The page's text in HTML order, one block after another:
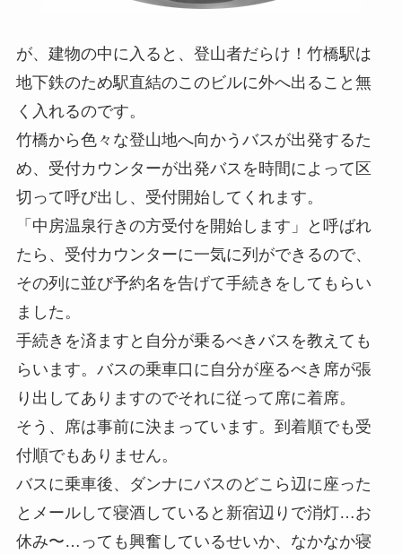
が、建物の中に入ると、登山者だらけ！竹橋駅は
地下鉄のため駅直結のこのビルに外へ出ること無
く入れるのです。
竹橋から色々な登山地へ向かうバスが出発するた
め、受付カウンターが出発バスを時間によって区
切って呼び出し、受付開始してくれます。
「中房温泉行きの方受付を開始します」
と呼ばれ
たら、受付カウンターに一気に列ができるので、
その列に並び予約名を告げて手続きをしてもらい
ました。
手続きを済ますと自分が乗るべきバスを教えても
らいます。バスの乗車口に自分が座るべき席が張
り出してありますのでそれに従って席に着席。
そう、
席は事前に決まっています。 到着順でも受
付順でもありません。
バスに乗車後、ダンナにバスのどこら辺に座った
とメールして寝酒していると新宿辺りで消灯…お
休み〜…っても興奮しているせいか、なかなか寝